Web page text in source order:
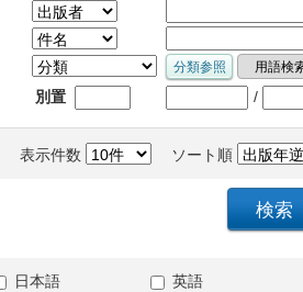
別置 /
表示件数 ソート順
日本語
英語